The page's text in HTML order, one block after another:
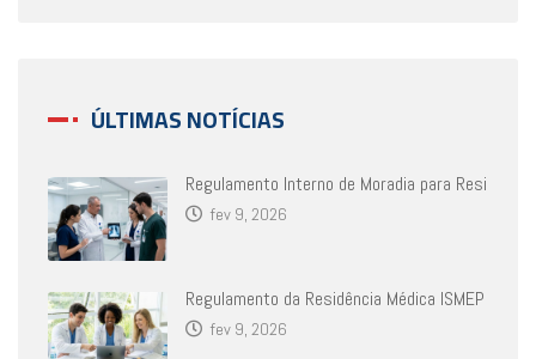
ÚLTIMAS NOTÍCIAS
Regulamento Interno de Moradia para Resi
fev 9, 2026
Regulamento da Residência Médica ISMEP
fev 9, 2026